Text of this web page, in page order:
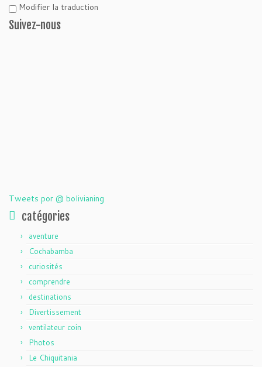
Modifier la traduction
Suivez-nous
Tweets por @ bolivianing
catégories
aventure
Cochabamba
curiosités
comprendre
destinations
Divertissement
ventilateur coin
Photos
Le Chiquitania